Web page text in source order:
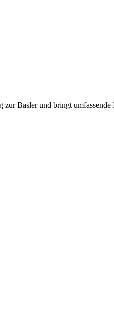
Basler und bringt umfassende